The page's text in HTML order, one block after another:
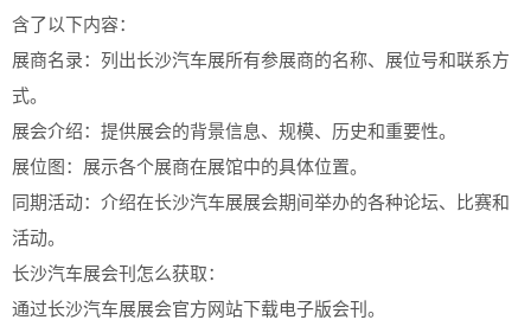
含了以下内容：
展商名录：列出长沙汽车展所有参展商的名称、展位号和联系方
式。
展会介绍：提供展会的背景信息、规模、历史和重要性。
展位图：展示各个展商在展馆中的具体位置。
同期活动：介绍在长沙汽车展展会期间举办的各种论坛、比赛和
活动。
长沙汽车展会刊怎么获取：
通过长沙汽车展展会官方网站下载电子版会刊。